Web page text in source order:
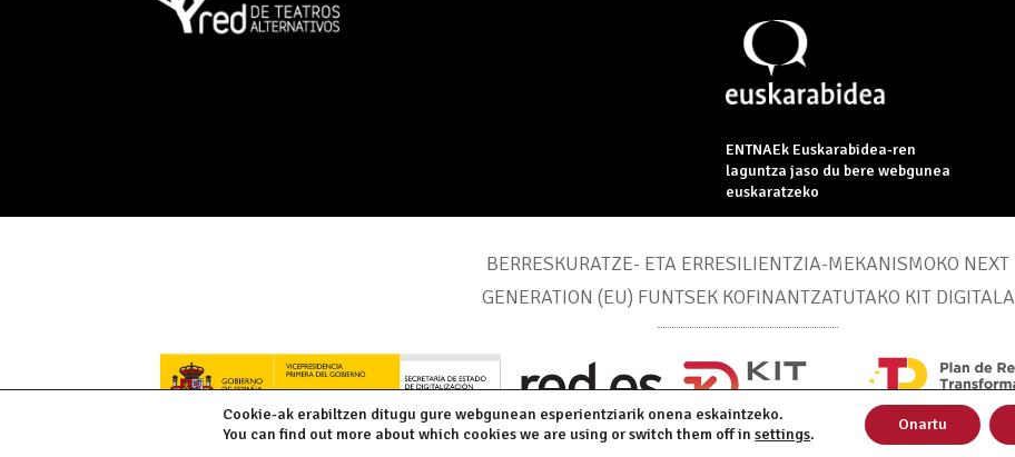
ENTNAEk Euskarabidea-ren
laguntza jaso du bere webgunea
euskaratzeko
BERRESKURATZE- ETA ERRESILIENTZIA-MEKANISMOKO NEXT
GENERATION (EU) FUNTSEK KOFINANTZATUTAKO KIT DIGITALA
Cookie-ak erabiltzen ditugu gure webgunean esperientziarik onena eskaintzeko.
You can find out more about which cookies we are using or switch them off insettings.
Onartu